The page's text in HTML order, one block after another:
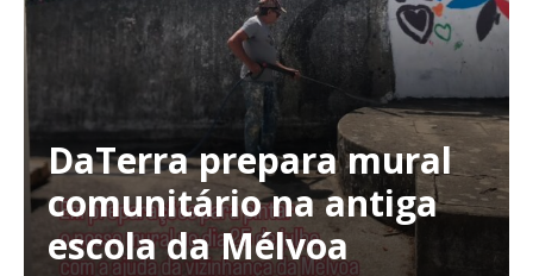
DaTerra prepara mural
comunitário na antiga
escola da Mélvoa